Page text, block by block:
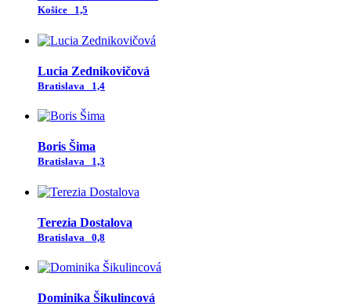
Košice 1,5
Lucia Zednikovičová
Bratislava 1,4
Boris Šima
Bratislava 1,3
Terezia Dostalova
Bratislava 0,8
Dominika Šikulincová